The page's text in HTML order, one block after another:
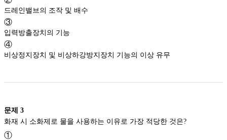
드레인밸브의 조작 및 배수
③
입력방출장치의 기능
④
비상정지장치 및 비상하강방지장치 기능의 이상 유무
문제 3
①